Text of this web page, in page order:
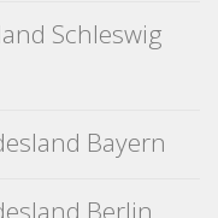
Schleswig
Bayern
Berlin